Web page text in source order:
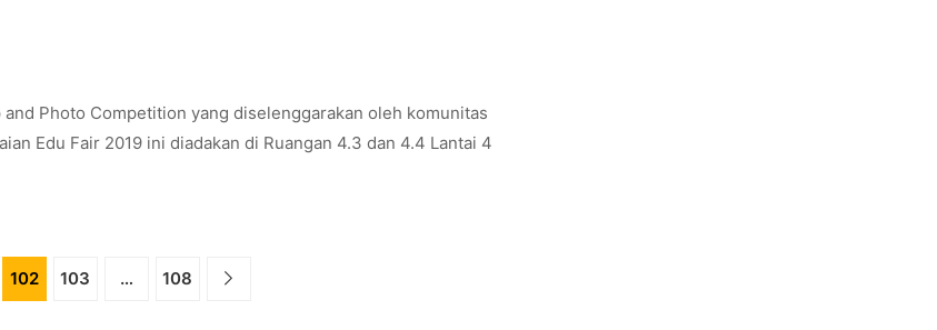
Photo Competition yang diselenggarakan oleh komunitas
Edu Fair 2019 ini diadakan di Ruangan 4.3 dan 4.4 Lantai 4
102 103 … 108